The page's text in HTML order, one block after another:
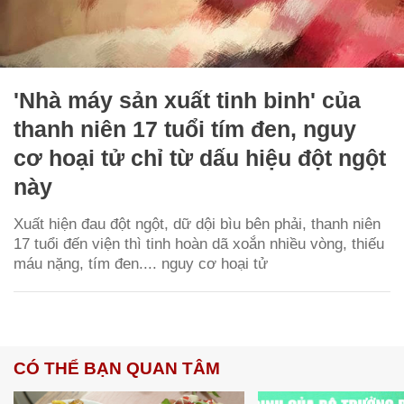
'Nhà máy sản xuất tinh binh' của
thanh niên 17 tuổi tím đen, nguy
cơ hoại tử chỉ từ dấu hiệu đột ngột
này
Xuất hiện đau đột ngột, dữ dội bìu bên phải, thanh niên
17 tuổi đến viện thì tinh hoàn dã xoắn nhiều vòng, thiếu
máu nặng, tím đen.... nguy cơ hoại tử
CÓ THỂ BẠN QUAN TÂM